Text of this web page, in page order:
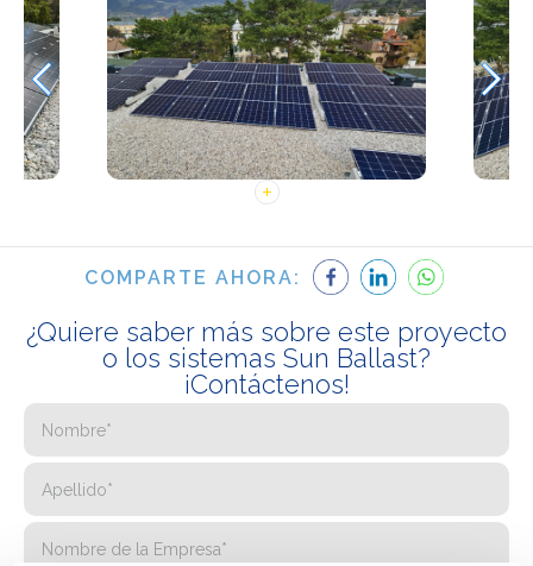
COMPARTE AHORA:
¿Quiere saber más sobre este proyecto
o los sistemas Sun Ballast?
¡Contáctenos!